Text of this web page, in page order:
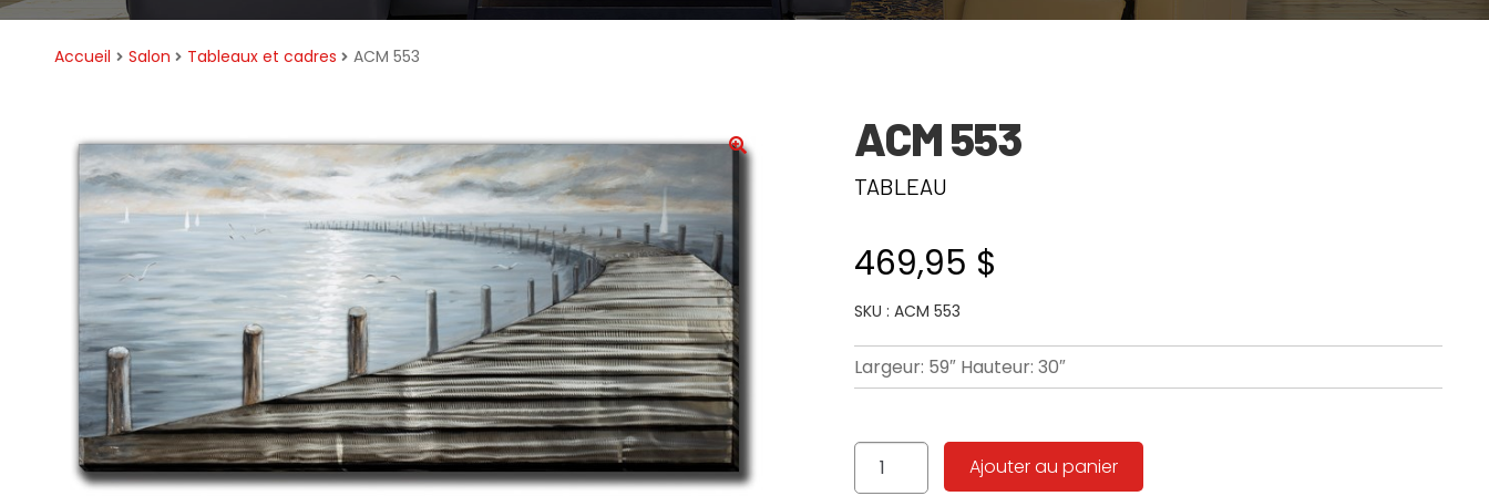
Accueil Salon Tableaux et cadres ACM 553
ACM 553
TABLEAU
469,95 $
SKU : ACM 553
Largeur: 59″ Hauteur: 30″
quantité
Ajouter au panier